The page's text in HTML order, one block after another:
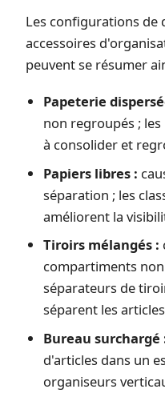
Les configurations de
accessoires
peuvent se résumer
Papeterie
non regroupés ;
à consolider et
Papiers libres :
séparation ; les
améliorent la
Tiroirs mélangés :
compartiments
séparateurs de
séparent les
Bureau surchargé
d'articles dans un
organiseurs